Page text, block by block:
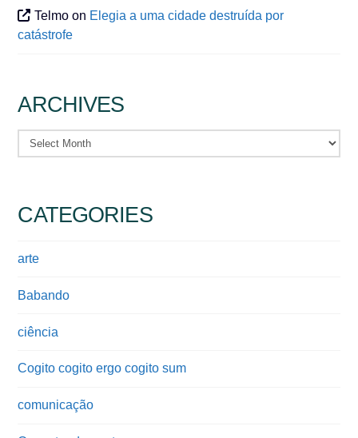
Telmo on Elegia a uma cidade destruída por
catástrofe
ARCHIVES
Archives
CATEGORIES
arte
Babando
ciência
Cogito cogito ergo cogito sum
comunicação